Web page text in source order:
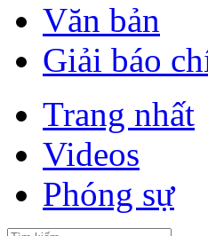
Văn bản
Giải báo
Trang nhất
Videos
Phóng sự